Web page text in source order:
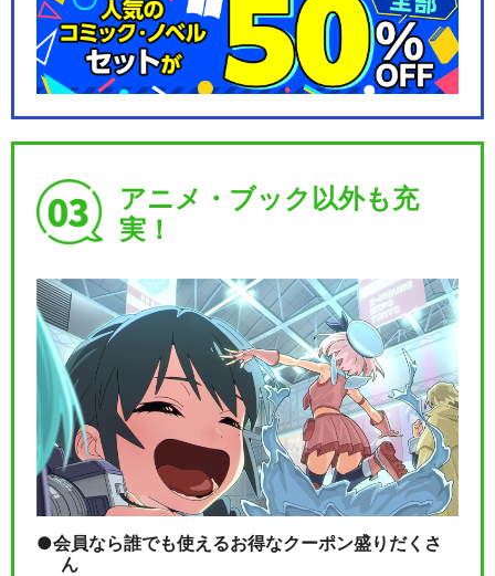
アニメ・ブック以外も充
実！
会員なら誰でも使えるお得なクーポン盛りだくさ
ん